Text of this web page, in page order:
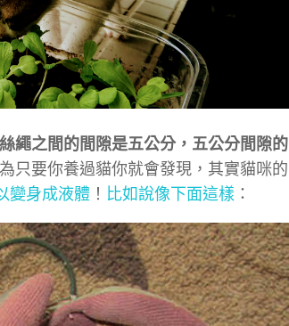
繩之間的間隙是五公分，五公分間隙的
為只要你養過貓你就會發現，其實貓咪的
變身成液體 ！ 比如說像下面這樣 ：